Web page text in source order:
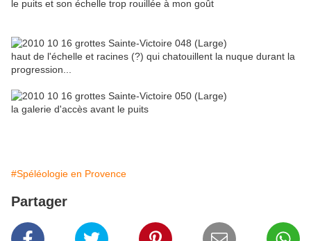
le puits et son échelle trop rouillée à mon goût
haut de l'échelle et racines (?) qui chatouillent la nuque durant la
progression...
la galerie d'accès avant le puits
#Spéléologie en Provence
Partager